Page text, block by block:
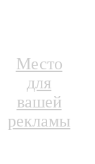
Место
для
вашей
рекламы